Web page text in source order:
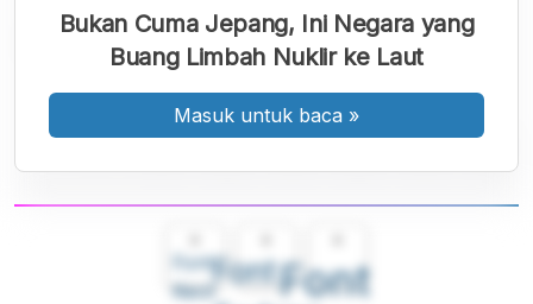
Font
Kecil
FontFont
Bukan Cuma Jepang, Ini Negara yang
Buang Limbah Nuklir ke Laut
Masuk untuk baca »